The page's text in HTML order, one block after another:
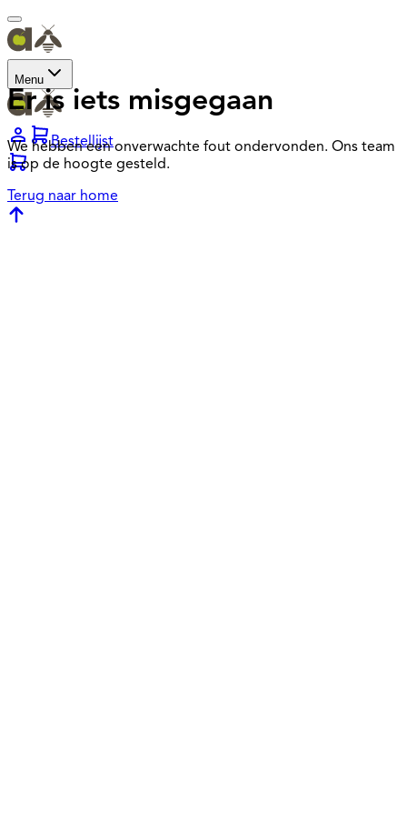
Menu
Bestellijst
Er is iets misgegaan
We hebben een onverwachte fout ondervonden. Ons team
is op de hoogte gesteld.
Terug naar home